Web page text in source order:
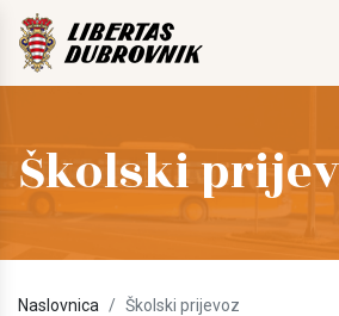
Školski
Naslovnica Školski prijevoz